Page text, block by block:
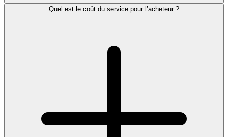
Quel est le coût du service pour l’acheteur ?